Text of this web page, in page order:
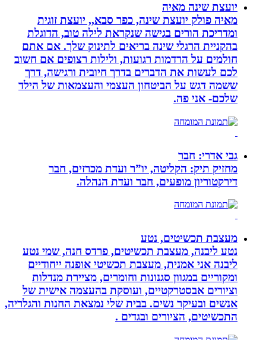
יועצת שינה מאיה
מאיה פולק יועצת שינה, כפר סבא,, יועצת זוגית
ומדריכת הורים בגישה שנקראת לילה טוב, הדוגלת
בהקניית הרגלי שינה בריאים לתינוק שלך. אם אתם
חולמים על הרדמות רגועות, ולילות רצופים אם חשוב
לכם לעשות את הדברים בדרך חיובית ורגישה, דרך
ששמה דגש על הביטחון העצמי והעצמאות של הילד
שלכם- אני פה.
גבי אדרי: חבר
מחזיק תיק: הקליטה, יו”ר ועדת מכרזים, חבר
דירקטוריון מופעים, חבר ועדת הנהלה.
מעצבת תכשיטים, נטע
נטע ליבנה, מעצבת תכשיטים, פרדס חנה, שמי נטע
ליבנה אני אמנית, מעצבת תכשיטי אופנה ייחודיים
ומקוריים במגוון סגנונות וחומרים, מציירת מנדלות
וציורים אבסטרקטיים, ועוסקת בהעצמה אישית של
אנשים ובעיקר נשים. בבית שלי נמצאת החנות והגלריה,
התכשיטים, הציורים ובגדים .